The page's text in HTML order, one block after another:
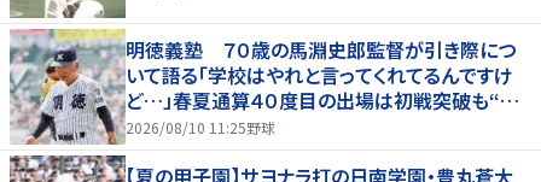
明徳義塾 ７０歳の馬淵史郎監督が引き際につ
いて語る「学校はやれと言ってくれてるんですけ
ど…」春夏通算４０度目の出場は初戦突破も“馬
淵節”炸裂
2026/08/10 11:25野球
【夏の甲子園】サヨナラ打の日南学園・豊丸蒼大